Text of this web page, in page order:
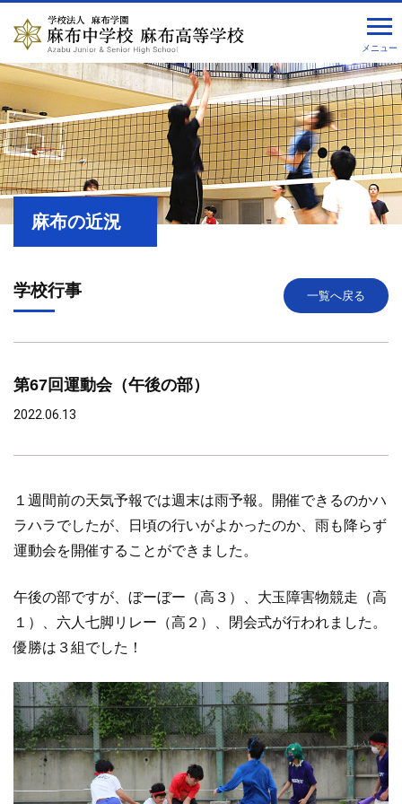
メニュー
麻布の近況
学校行事 一覧へ戻る
第67回運動会（午後の部）
2022.06.13
１週間前の天気予報では週末は雨予報。開催できるのかハ
ラハラでしたが、日頃の行いがよかったのか、雨も降らず
運動会を開催することができました。
午後の部ですが、ぼーぼー（高３）、大玉障害物競走（高
１）、六人七脚リレー（高２）、閉会式が行われました。
優勝は３組でした！